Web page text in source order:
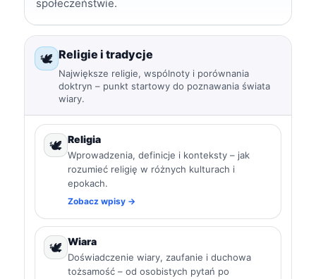
społeczeństwie.
🕊️ Religie i tradycje
Największe religie, wspólnoty i porównania
doktryn – punkt startowy do poznawania świata
wiary.
🕊️ Religia
Wprowadzenia, definicje i konteksty – jak
rozumieć religię w różnych kulturach i
epokach.
Zobacz wpisy →
🕊️ Wiara
Doświadczenie wiary, zaufanie i duchowa
tożsamość – od osobistych pytań po